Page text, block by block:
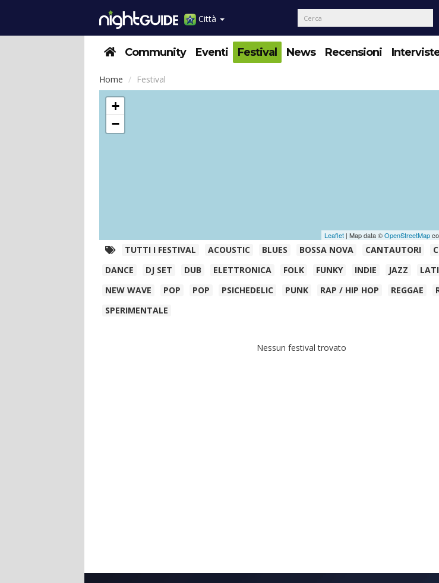
Città
Community Eventi Festival News Recensioni
Home Festival
+
−
Leaflet | Map data ©OpenStreetMap
TUTTI I FESTIVAL ACOUSTIC BLUES BOSSA NOVA CANTAUTORI
DANCE
DJ SET DUB ELETTRONICA FOLK FUNKY INDIE JAZZ
NEW WAVE
POP POP PSICHEDELIC PUNK RAP / HIP HOP REGGAE
SPERIMENTALE
Nessun festival trovato